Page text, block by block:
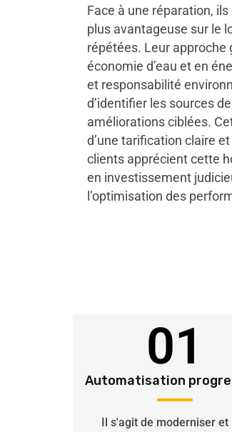
Face à une réparation,
plus avantageuse sur le
répétées. Leur approche
économie d’eau et en
et responsabilité
d’identifier les sources
améliorations ciblées.
d’une tarification claire
clients apprécient cette
en investissement
l’optimisation des
01
Automatisation
Il s'agit de moderniser et